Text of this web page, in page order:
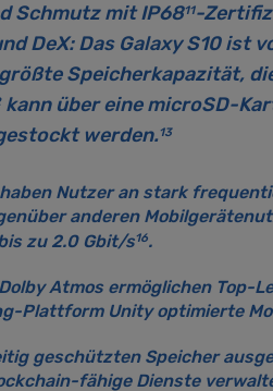
Schmutz mitIP6811-
DeX: Das Galaxy S10 ist
Speicherkapazität,
kann über eine microSD-
werden.13
Nutzer an stark
anderen
zu 2.0 Gbit/s16.
Atmos ermöglichen Top-
Plattform Unity optimierte
geschützten Speicher
fähige Dienste